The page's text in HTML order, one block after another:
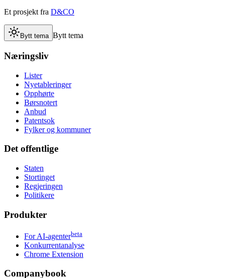
Et prosjekt fra D&CO
Bytt tema Bytt tema
Næringsliv
Lister
Nyetableringer
Opphørte
Børsnotert
Anbud
Patentsok
Fylker og kommuner
Det offentlige
Staten
Stortinget
Regjeringen
Politikere
Produkter
For AI-agenterbeta
Konkurrentanalyse
Chrome Extension
Companybook